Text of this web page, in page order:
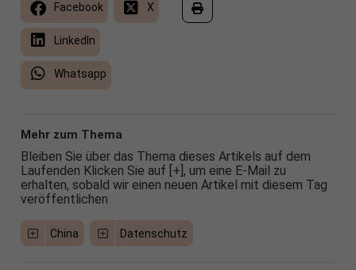
Facebook X
LinkedIn
Whatsapp
Mehr zum Thema
Bleiben Sie über das Thema dieses Artikels auf dem
Laufenden Klicken Sie auf [+], um eine E-Mail zu
erhalten, sobald wir einen neuen Artikel mit diesem Tag
veröffentlichen
China Datenschutz